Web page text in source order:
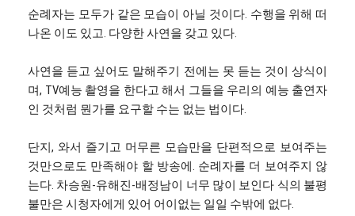
순례자는 모두가 같은 모습이 아닐 것이다. 수행을 위해 떠
나온 이도 있고. 다양한 사연을 갖고 있다.
사연을 듣고 싶어도 말해주기 전에는 못 듣는 것이 상식이
며, TV예능 촬영을 한다고 해서 그들을 우리의 예능 출연자
인 것처럼 뭔가를 요구할 수는 없는 법이다.
단지, 와서 즐기고 머무른 모습만을 단편적으로 보여주는
것만으로도 만족해야 할 방송에. 순례자를 더 보여주지 않
는다. 차승원-유해진-배정남이 너무 많이 보인다 식의 불평
불만은 시청자에게 있어 어이없는 일일 수밖에 없다.